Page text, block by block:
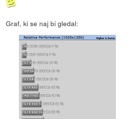
Graf, ki se naj bi gledal: